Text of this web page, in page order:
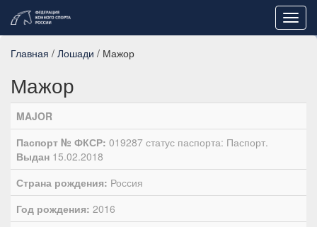
Главная / Лошади / Мажор
Мажор
MAJOR
Паспорт № ФКСР: 019287 статус паспорта: Паспорт.
Выдан 15.02.2018
Страна рождения: Россия
Год рождения: 2016